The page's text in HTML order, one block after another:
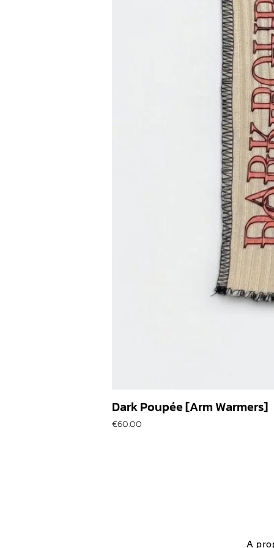
Dark Poupée [Arm Warmers]
価格
€60.00
A